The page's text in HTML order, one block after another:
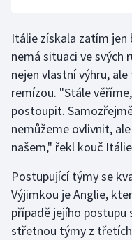
Ostatní
Itálie získala zatím jen
nemá situaci ve svých
nejen vlastní výhru,
remízou. "Stále
postoupit.
nemůžeme ovlivnit,
našem," řekl kouč
Postupující týmy se
Výjimkou je Anglie,
případě jejího postupu
střetnou týmy z